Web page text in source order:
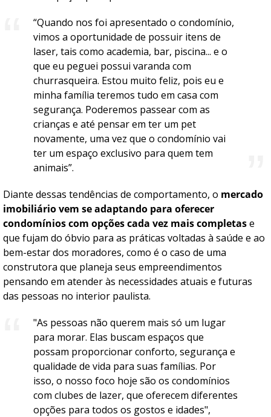
“Quando nos foi apresentado o condomínio,
vimos a oportunidade de possuir itens de
laser, tais como academia, bar, piscina... e o
que eu peguei possui varanda com
churrasqueira. Estou muito feliz, pois eu e
minha família teremos tudo em casa com
segurança. Poderemos passear com as
crianças e até pensar em ter um pet
novamente, uma vez que o condomínio vai
ter um espaço exclusivo para quem tem
animais”.
Diante dessas tendências de comportamento, o mercado
imobiliário vem se adaptando para oferecer
condomínios com opções cada vez mais completase
que fujam do óbvio para as práticas voltadas à saúde e ao
bem-estar dos moradores, como é o caso de uma
construtora que planeja seus empreendimentos
pensando em atender às necessidades atuais e futuras
das pessoas no interior paulista.
"As pessoas não querem mais só um lugar
para morar. Elas buscam espaços que
possam proporcionar conforto, segurança e
qualidade de vida para suas famílias. Por
isso, o nosso foco hoje são os condomínios
com clubes de lazer, que oferecem diferentes
opções para todos os gostos e idades",